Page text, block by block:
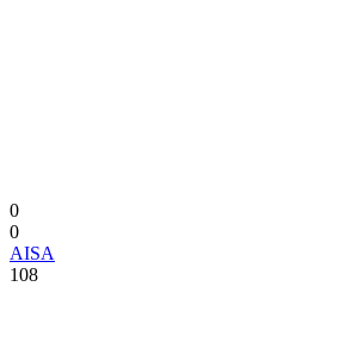
0
0
AISA
108